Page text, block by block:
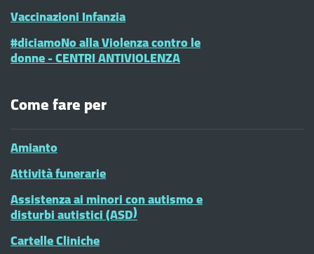
Vaccinazioni Infanzia
#diciamoNo alla Violenza contro le
donne - CENTRI ANTIVIOLENZA
Come fare per
Amianto
Attività funerarie
Assistenza ai minori con autismo e
disturbi autistici (ASD)
Cartelle Cliniche